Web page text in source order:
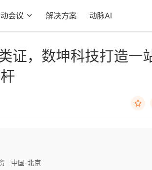
会议 解决方案 动脉AI
证，数坤科技打造一

中国-北京